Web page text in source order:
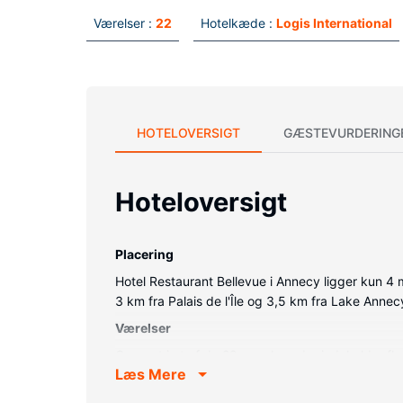
Værelser : 22 Hotelkæde : Logis International
HOTELOVERSIGT
Hoteloversigt
Placering
Hotel Restaurant Bellevue i Annecy ligger kun
3 km fra Palais de l'Île og 3,5 km fra Lake
Værelser
Badeværelserne har bruser og hårtørrer.
Læs Mere